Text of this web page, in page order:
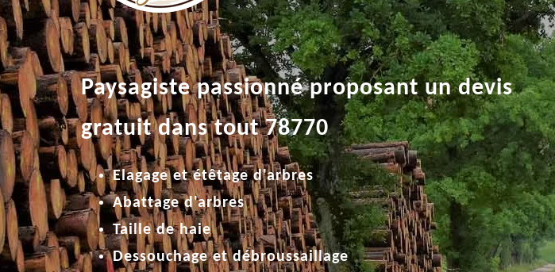
Paysagiste passionné proposant un devis
gratuit dans tout 78770
Elagage et étêtage d'arbres
Abattage d'arbres
Taille de haie
Dessouchage et débroussaillage